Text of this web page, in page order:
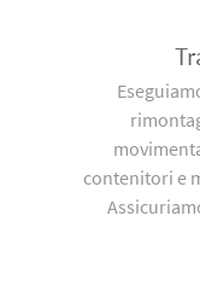
contenitori e